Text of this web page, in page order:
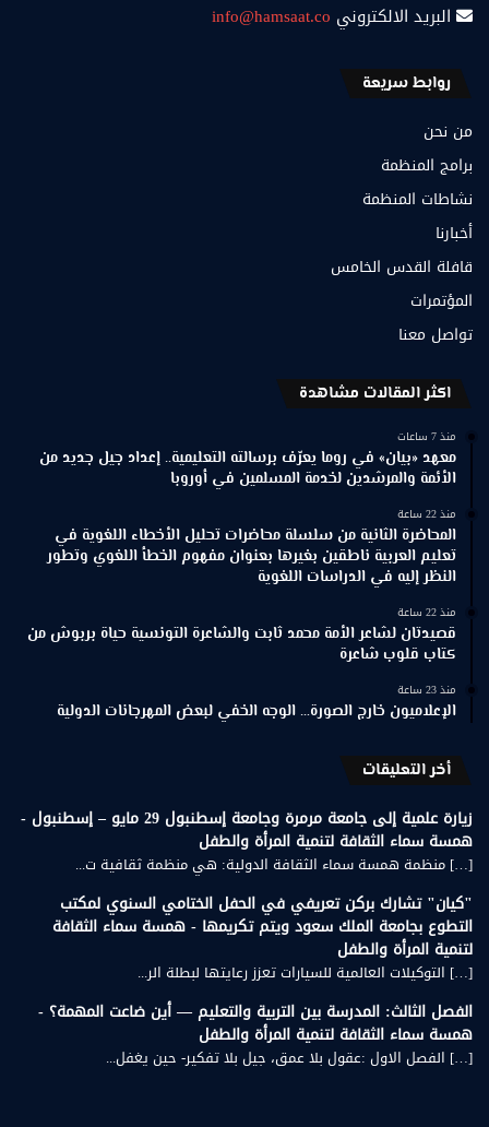
البريد الالكتروني info@hamsaat.co
روابط سريعة
من نحن
برامج المنظمة
نشاطات المنظمة
أخبارنا
قافلة القدس الخامس
المؤتمرات
تواصل معنا
اكثر المقالات مشاهدة
منذ 7 ساعات
معهد «بيان» في روما يعرّف برسالته التعليمية.. إعداد جيل جديد من
الأئمة والمرشدين لخدمة المسلمين في أوروبا
منذ 22 ساعة
المحاضرة الثانية من سلسلة محاضرات تحليل الأخطاء اللغوية في
تعليم العربية ناطقين بغيرها بعنوان مفهوم الخطأ اللغوي وتطور
النظر إليه في الدراسات اللغوية
منذ 22 ساعة
قصيدتان لشاعر الأمة محمد ثابت والشاعرة التونسية حياة بربوش من
كتاب قلوب شاعرة
منذ 23 ساعة
الإعلاميون خارج الصورة… الوجه الخفي لبعض المهرجانات الدولية
أخر التعليقات
زيارة علمية إلى جامعة مرمرة وجامعة إسطنبول 29 مايو – إسطنبول -
همسة سماء الثقافة لتنمية المرأة والطفل
[…] منظمة همسة سماء الثقافة الدولية: هي منظمة ثقافية ت...
"كيان" تشارك بركن تعريفي في الحفل الختامي السنوي لمكتب
التطوع بجامعة الملك سعود ويتم تكريمها - همسة سماء الثقافة
لتنمية المرأة والطفل
[…] التوكيلات العالمية للسيارات تعزز رعايتها لبطلة الر...
الفصل الثالث: المدرسة بين التربية والتعليم — أين ضاعت المهمة؟ -
همسة سماء الثقافة لتنمية المرأة والطفل
[…] الفصل الاول :عقول بلا عمق، جيل بلا تفكير- حين يغفل...